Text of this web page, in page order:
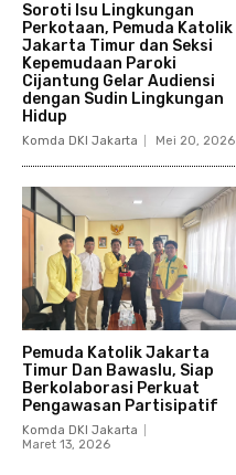
Soroti Isu Lingkungan
Perkotaan, Pemuda Katolik
Jakarta Timur dan Seksi
Kepemudaan Paroki
Cijantung Gelar Audiensi
dengan Sudin Lingkungan
Hidup
Komda DKI Jakarta Mei 20, 2026
Pemuda Katolik Jakarta
Timur Dan Bawaslu, Siap
Berkolaborasi Perkuat
Pengawasan Partisipatif
Komda DKI Jakarta
Maret 13, 2026